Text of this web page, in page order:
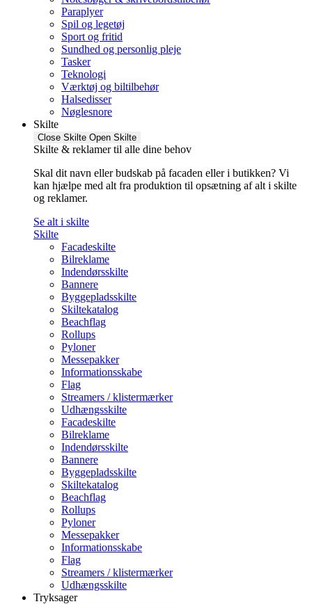
Paraplyer
Spil og legetøj
Sport og fritid
Sundhed og personlig pleje
Tasker
Teknologi
Værktøj og biltilbehør
Halsedisser
Nøglesnore
Skilte
Close Skilte Open Skilte
Skilte & reklamer til alle dine behov
Skal dit navn eller budskab på facaden eller i butikken? Vi
kan hjælpe med alt fra produktion til opsætning af alt i skilte
og reklamer.
Se alt i skilte
Skilte
Facadeskilte
Bilreklame
Indendørsskilte
Bannere
Byggepladsskilte
Skiltekatalog
Beachflag
Rollups
Pyloner
Messepakker
Informationsskabe
Flag
Streamers / klistermærker
Udhængsskilte
Facadeskilte
Bilreklame
Indendørsskilte
Bannere
Byggepladsskilte
Skiltekatalog
Beachflag
Rollups
Pyloner
Messepakker
Informationsskabe
Flag
Streamers / klistermærker
Udhængsskilte
Tryksager